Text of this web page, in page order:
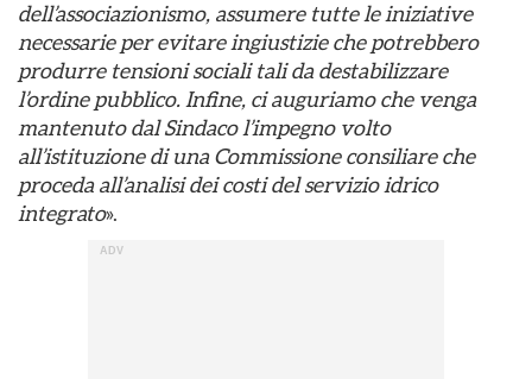
dell’associazionismo, assumere tutte le iniziative
necessarie per evitare ingiustizie che potrebbero
produrre tensioni sociali tali da destabilizzare
l’ordine pubblico. Infine, ci auguriamo che venga
mantenuto dal Sindaco l’impegno volto
all’istituzione di una Commissione consiliare che
proceda all’analisi dei costi del servizio idrico
integrato».